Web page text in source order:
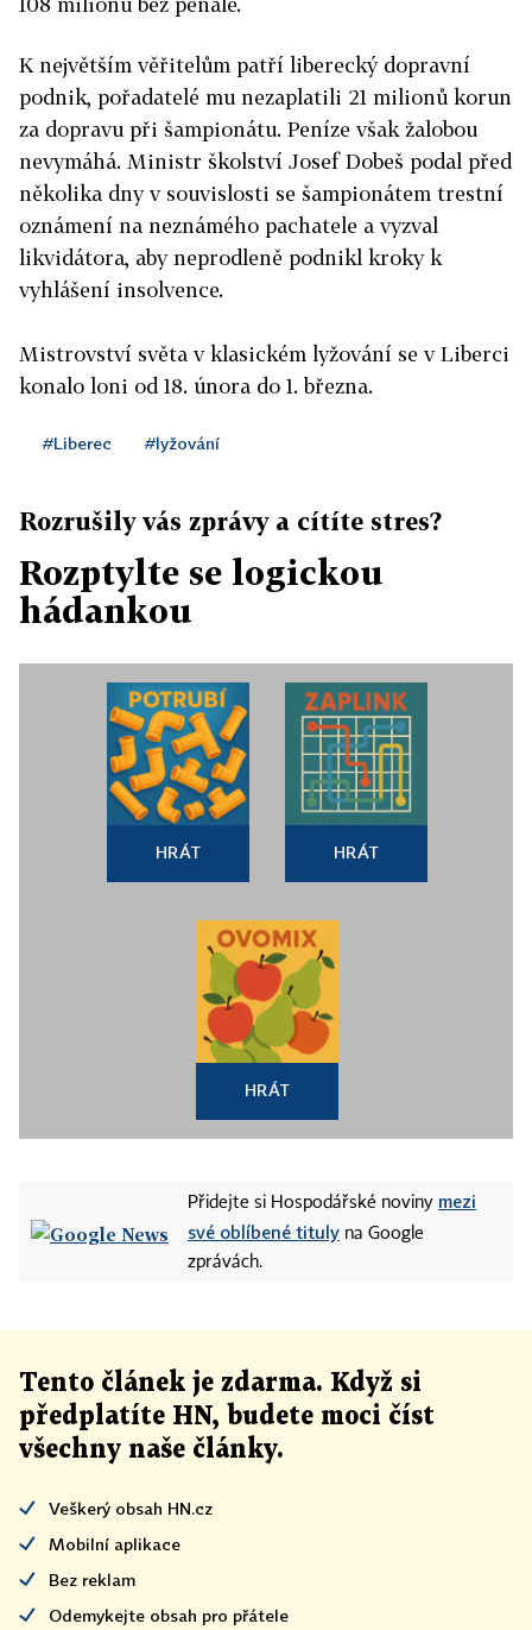
K největším věřitelům patří liberecký dopravní
podnik, pořadatelé mu nezaplatili 21 milionů korun
za dopravu při šampionátu. Peníze však žalobou
nevymáhá. Ministr školství Josef Dobeš podal před
několika dny v souvislosti se šampionátem trestní
oznámení na neznámého pachatele a vyzval
likvidátora, aby neprodleně podnikl kroky k
vyhlášení insolvence.
Mistrovství světa v klasickém lyžování se v Liberci
konalo loni od 18. února do 1. března.
#Liberec #lyžování
Rozrušily vás zprávy a cítíte stres?
Rozptylte se logickou
hádankou
HRÁT HRÁT
HRÁT
Přidejte si Hospodářské noviny mezi
své oblíbené tituly na Google
zprávách.
Tento článek je zdarma. Když si
předplatíte HN, budete moci číst
všechny naše články.
Veškerý obsah HN.cz
Mobilní aplikace
Bez reklam
Odemykejte obsah pro přátele